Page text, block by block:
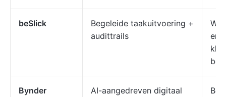
beSlick
Begeleide taakuitvoering +
audittrails
en
Bynder
AI-aangedreven digitaal